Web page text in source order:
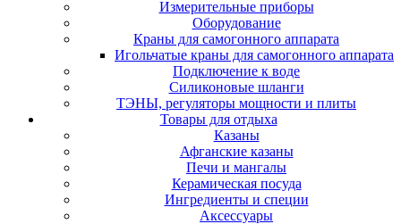
Измерительные приборы
Оборудование
Краны для самогонного аппарата
Игольчатые краны для самогонного аппарата
Подключение к воде
Силиконовые шланги
ТЭНЫ, регуляторы мощности и плиты
Товары для отдыха
Казаны
Афганские казаны
Печи и мангалы
Керамическая посуда
Ингредиенты и специи
Аксессуары